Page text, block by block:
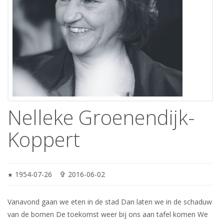
Nelleke Groenendijk-
Koppert
★ 1954-07-26 ✞ 2016-06-02
Vanavond gaan we eten in de stad Dan laten we in de schaduw
van de bomen De toekomst weer bij ons aan tafel komen We